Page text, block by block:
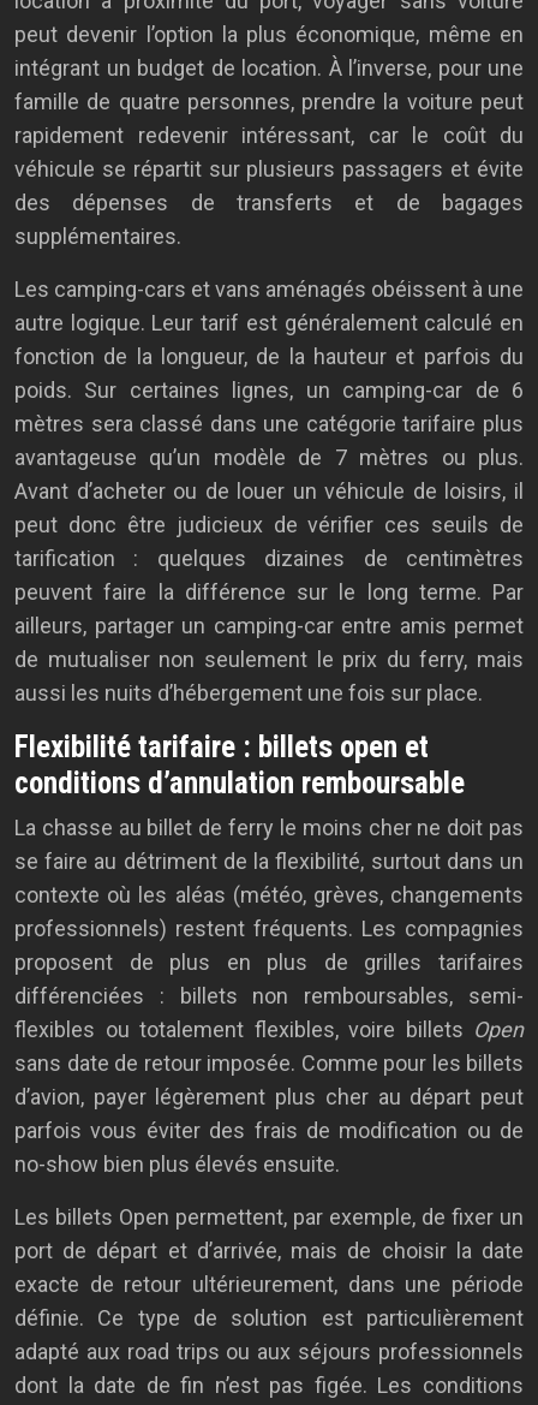
peut devenir l’option la plus économique, même en
intégrant un budget de location. À l’inverse, pour une
famille de quatre personnes, prendre la voiture peut
rapidement redevenir intéressant, car le coût du
véhicule se répartit sur plusieurs passagers et évite
des dépenses de transferts et de bagages
supplémentaires.
Les camping-cars et vans aménagés obéissent à une
autre logique. Leur tarif est généralement calculé en
fonction de la longueur, de la hauteur et parfois du
poids. Sur certaines lignes, un camping-car de 6
mètres sera classé dans une catégorie tarifaire plus
avantageuse qu’un modèle de 7 mètres ou plus.
Avant d’acheter ou de louer un véhicule de loisirs, il
peut donc être judicieux de vérifier ces seuils de
tarification : quelques dizaines de centimètres
peuvent faire la différence sur le long terme. Par
ailleurs, partager un camping-car entre amis permet
de mutualiser non seulement le prix du ferry, mais
aussi les nuits d’hébergement une fois sur place.
Flexibilité tarifaire : billets open et
conditions d’annulation remboursable
La chasse au billet de ferry le moins cher ne doit pas
se faire au détriment de la flexibilité, surtout dans un
contexte où les aléas (météo, grèves, changements
professionnels) restent fréquents. Les compagnies
proposent de plus en plus de grilles tarifaires
différenciées : billets non remboursables, semi-
flexibles ou totalement flexibles, voire billets Open
sans date de retour imposée. Comme pour les billets
d’avion, payer légèrement plus cher au départ peut
parfois vous éviter des frais de modification ou de
no-show bien plus élevés ensuite.
Les billets Open permettent, par exemple, de fixer un
port de départ et d’arrivée, mais de choisir la date
exacte de retour ultérieurement, dans une période
définie. Ce type de solution est particulièrement
adapté aux road trips ou aux séjours professionnels
dont la date de fin n’est pas figée. Les conditions